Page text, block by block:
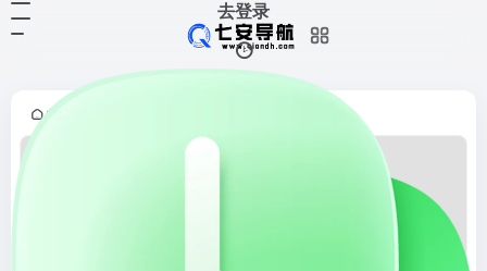
去登录
首页